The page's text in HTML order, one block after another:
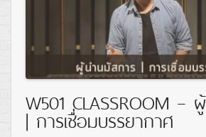
W501 CLASSROOM –
| การเชื่อมบรรยากาศ